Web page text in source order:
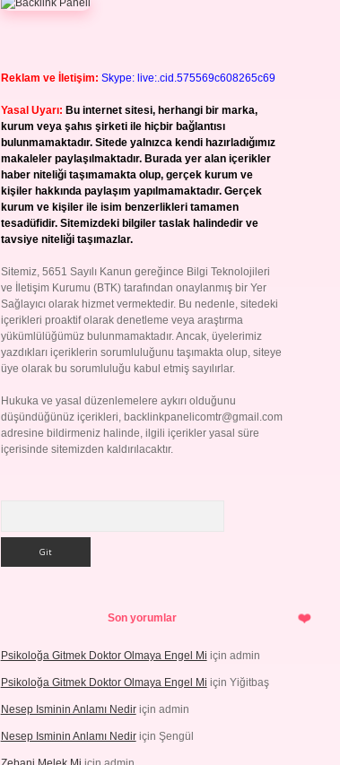
Reklam ve İletişim: Skype: live:.cid.575569c608265c69
Yasal Uyarı: Bu internet sitesi, herhangi bir marka,
kurum veya şahıs şirketi ile hiçbir bağlantısı
bulunmamaktadır. Sitede yalnızca kendi hazırladığımız
makaleler paylaşılmaktadır. Burada yer alan içerikler
haber niteliği taşımamakta olup, gerçek kurum ve
kişiler hakkında paylaşım yapılmamaktadır. Gerçek
kurum ve kişiler ile isim benzerlikleri tamamen
tesadüfidir. Sitemizdeki bilgiler taslak halindedir ve
tavsiye niteliği taşımazlar.
Sitemiz, 5651 Sayılı Kanun gereğince Bilgi Teknolojileri
ve İletişim Kurumu (BTK) tarafından onaylanmış bir Yer
Sağlayıcı olarak hizmet vermektedir. Bu nedenle, sitedeki
içerikleri proaktif olarak denetleme veya araştırma
yükümlülüğümüz bulunmamaktadır. Ancak, üyelerimiz
yazdıkları içeriklerin sorumluluğunu taşımakta olup, siteye
üye olarak bu sorumluluğu kabul etmiş sayılırlar.
Hukuka ve yasal düzenlemelere aykırı olduğunu
düşündüğünüz içerikleri, backlinkpanelicomtr@gmail.com
adresine bildirmeniz halinde, ilgili içerikler yasal süre
içerisinde sitemizden kaldırılacaktır.
Son yorumlar
Psikoloğa Gitmek Doktor Olmaya Engel Mi için admin
Psikoloğa Gitmek Doktor Olmaya Engel Mi için Yiğitbaş
Nesep Isminin Anlamı Nediriçin admin
Nesep Isminin Anlamı Nediriçin Şengül